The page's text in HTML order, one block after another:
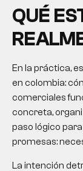
QUÉ
En la práctica,
en colombia:
comerciales
concreta,
paso lógico
promesas:
La intención